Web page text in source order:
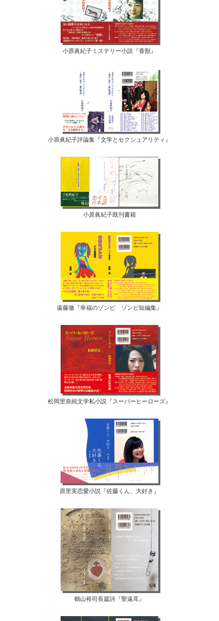
小原眞紀子ミステリー小説『香獣』
小原眞紀子評論集『文学とセクシュアリティ』
小原眞紀子既刊書籍
遠藤徹『幸福のゾンビ ゾンビ短編集』
松岡里奈純文学私小説『スーパーヒーローズ』
原里実恋愛小説『佐藤くん、大好き』
鶴山裕司長篇詩『聖遠耳』